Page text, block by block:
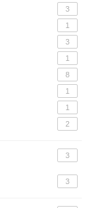
3
1
3
1
8
1
1
2
3
3